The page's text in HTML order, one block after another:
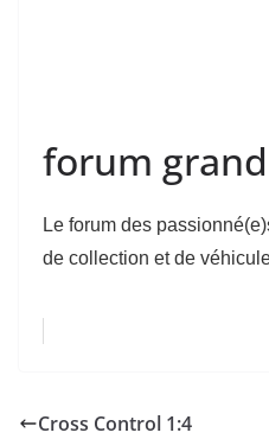
forum
Le forum des
de collection et de
Cross Control 1:4